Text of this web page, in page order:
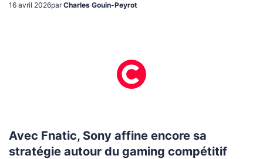
16 avril 2026par Charles Gouin-Peyrot
Avec Fnatic, Sony affine encore sa
stratégie autour du gaming compétitif